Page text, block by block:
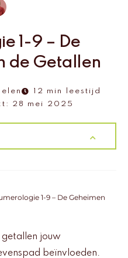
1-9 – De
de Getallen
12 min leestijd
28 mei 2025
1-9 – De Geheimen
getallen jouw
beïnvloeden.